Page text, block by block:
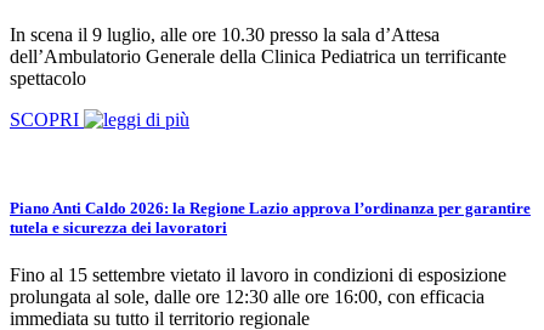
In scena il 9 luglio, alle ore 10.30 presso la sala d’Attesa
dell’Ambulatorio Generale della Clinica Pediatrica un terrificante
spettacolo
SCOPRI
Piano Anti Caldo 2026: la Regione Lazio approva l’ordinanza per garantire
tutela e sicurezza dei lavoratori
Fino al 15 settembre vietato il lavoro in condizioni di esposizione
prolungata al sole, dalle ore 12:30 alle ore 16:00, con efficacia
immediata su tutto il territorio regionale